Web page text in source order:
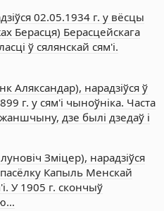
02.05.1934 г. у вёсцы
Берасця) Берасцейскага
ў сялянскай сям'і.
Аляксандар), нарадзіўся ў
г. у сям'і чыноўніка. Часта
дзе былі дзедаў і
Зміцер), нарадзіўся
пасёлку Капыль Менскай
У 1905 г. скончыў